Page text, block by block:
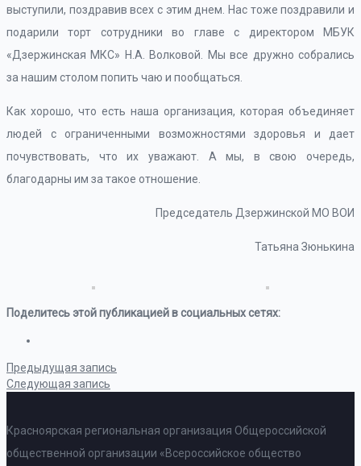
выступили, поздравив всех с этим днем. Нас тоже поздравили и
подарили торт сотрудники во главе с директором МБУК
«Дзержинская МКС» Н.А. Волковой. Мы все дружно собрались
за нашим столом попить чаю и пообщаться.
Как хорошо, что есть наша организация, которая объединяет
людей с ограниченными возможностями здоровья и дает
почувствовать, что их уважают. А мы, в свою очередь,
благодарны им за такое отношение.
Председатель Дзержинской МО ВОИ
Татьяна Зюнькина
Поделитесь этой публикацией в социальных сетях:
Предыдущая запись
Следующая запись
Красноярская региональная организация Общероссийской
общественной организации «Всероссийское общество